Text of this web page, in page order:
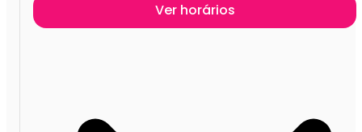
Ver horários